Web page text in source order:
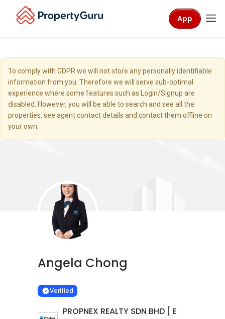
App
To comply with GDPR we will not store any personally identifiable
information from you. Therefore we will serve sub-optimal
experience where some features such as Login/Signup are
disabled. However, you will be able to search and see all the
properties, see agent contact details and contact them offline on
your own.
Angela Chong
VERIFIED
Verified
PROPNEX REALTY SDN BHD [ E
Learn more